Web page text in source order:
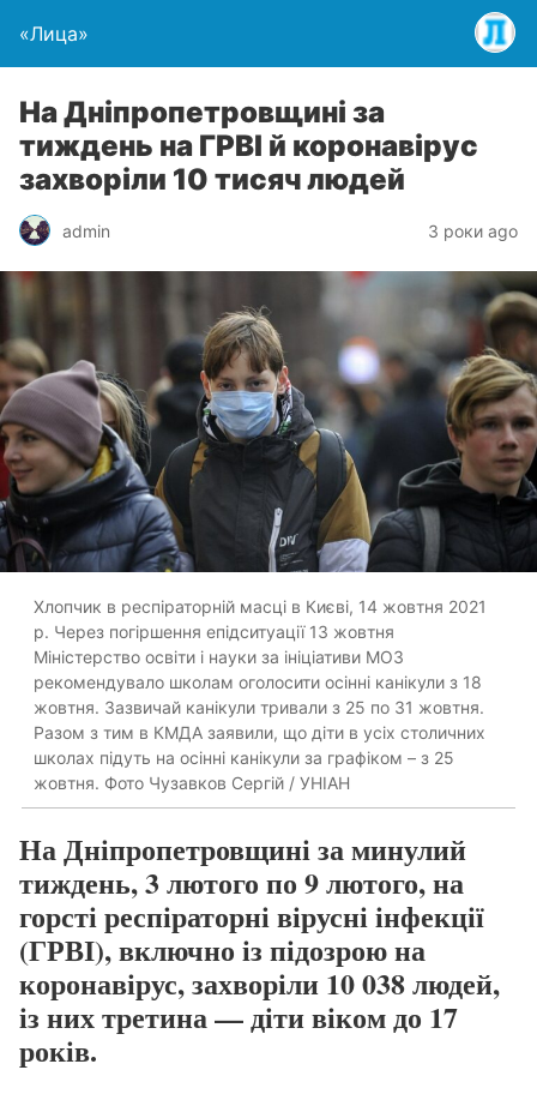
«Лица»
На Дніпропетровщині за
тиждень на ГРВІ й коронавірус
захворіли 10 тисяч людей
admin 3 роки ago
Хлопчик в респіраторній масці в Києві, 14 жовтня 2021
р. Через погіршення епідситуації 13 жовтня
Міністерство освіти і науки за ініціативи МОЗ
рекомендувало школам оголосити осінні канікули з 18
жовтня. Зазвичай канікули тривали з 25 по 31 жовтня.
Разом з тим в КМДА заявили, що діти в усіх столичних
школах підуть на осінні канікули за графіком – з 25
жовтня. Фото Чузавков Сергій / УНІАН
На Дніпропетровщині за минулий
тиждень, 3 лютого по 9 лютого, на
горсті респіраторні вірусні інфекції
(ГРВІ), включно із підозрою на
коронавірус, захворіли 10 038 людей,
із них третина — діти віком до 17
років.